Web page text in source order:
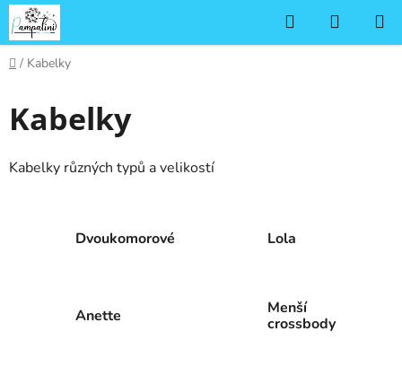
Přejít
na
obsah
Hledat
KOŠÍK
Domů
/ Kabelky
Kabelky
Kabelky různých typů a velikostí
Dvoukomorové Lola
Anette
Menší
crossbody